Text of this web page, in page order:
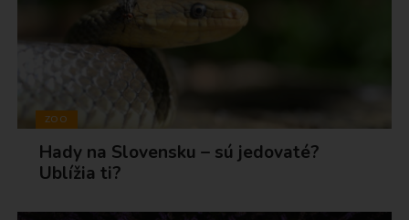
ZOO
Hady na Slovensku – sú jedovaté?
Ublížia ti?